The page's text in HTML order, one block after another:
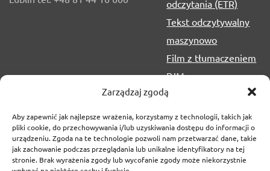
Zarządzaj zgodą
Aby zapewnić jak najlepsze wrażenia, korzystamy z technologii, takich jak
pliki cookie, do przechowywania i/lub uzyskiwania dostępu do informacji o
urządzeniu. Zgoda na te technologie pozwoli nam przetwarzać dane, takie
jak zachowanie podczas przeglądania lub unikalne identyfikatory na tej
stronie. Brak wyrażenia zgody lub wycofanie zgody może niekorzystnie
odczytania (ETR)
Tekst odczytywalny
maszynowo
Film z tłumaczeniem
PJM